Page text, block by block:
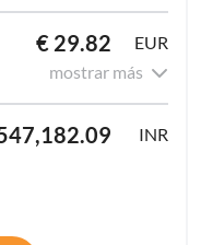
€ 29.82
EUR
mostrar más
INR